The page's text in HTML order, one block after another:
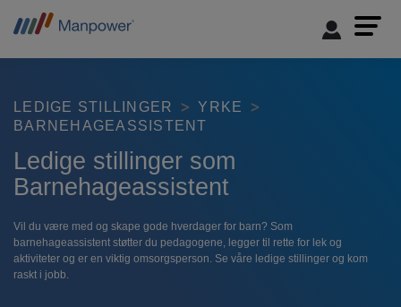
LEDIGE STILLINGER
YRKE
BARNEHAGEASSISTENT
Ledige stillinger som
Barnehageassistent
Vil du være med og skape gode hverdager for barn? Som
barnehageassistent støtter du pedagogene, legger til rette for lek og
aktiviteter og er en viktig omsorgsperson. Se våre ledige stillinger og kom
raskt i jobb.